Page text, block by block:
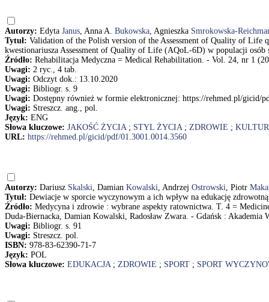
Autorzy: Edyta Janus, Anna A. Bukowska, Agnieszka Smrokowska-
Tytuł: Validation of the Polish version of the Assessment of Quality of
kwestionariusza Assessment of Quality of Life (AQoL-6D) w populacji osób
Źródło: Rehabilitacja Medyczna = Medical Rehabilitation. - Vol. 24, nr 1
Uwagi: 2 ryc., 4 tab.
Uwagi: Odczyt dok.: 13.10.2020
Uwagi: Bibliogr. s. 9
Uwagi: Dostępny również w formie elektronicznej: https://rehmed.pl/gicid/
Uwagi: Streszcz. ang., pol.
Język: ENG
Słowa kluczowe: JAKOŚĆ ŻYCIA; STYL ŻYCIA; ZDROWIE ;
URL: https://rehmed.pl/gicid/pdf/01.3001.0014.3560
Autorzy: Dariusz Skalski, Damian Kowalski, Andrzej Ostrowski, Piotr
Tytuł: Dewiacje w sporcie wyczynowym a ich wpływ na edukację
Źródło: Medycyna i zdrowie : wybrane aspekty ratownictwa. T. 4 =
Duda-Biernacka, Damian Kowalski, Radosław Zwara. - Gdańsk :
Uwagi: Bibliogr. s. 91
Uwagi: Streszcz. pol.
ISBN: 978-83-62390-71-7
Język: POL
Słowa kluczowe: EDUKACJA; ZDROWIE ; SPORT ; SPORT